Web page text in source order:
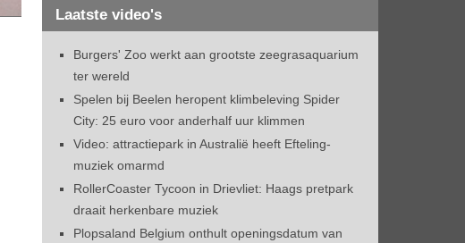
Laatste video's
Burgers' Zoo werkt aan grootste zeegrasaquarium
ter wereld
Spelen bij Beelen heropent klimbeleving Spider
City: 25 euro voor anderhalf uur klimmen
Video: attractiepark in Australië heeft Efteling-
muziek omarmd
RollerCoaster Tycoon in Drievliet: Haags pretpark
draait herkenbare muziek
Plopsaland Belgium onthult openingsdatum van